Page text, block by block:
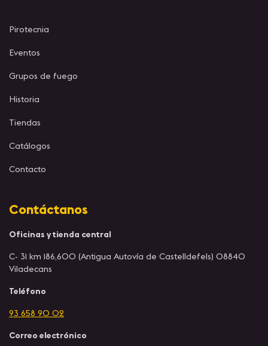
Pirotecnia
Eventos
Grupos de fuego
Historia
Tiendas
Catálogos
Contacto
Contáctanos
Oficinas y tienda central
C- 31 km 186,600 (Antigua Autovía de Castelldefels) 08840
Viladecans
Teléfono
93 658 90 02
Correo electrónico